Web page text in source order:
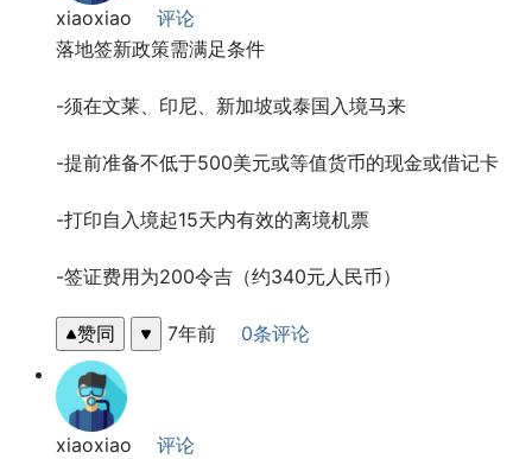
xiaoxiao
评论
落地签新政策需满足条件
-须在文莱、印尼、新加坡或泰国入境马来
-提前准备不低于500美元或等值货币的现金或借记卡
-打印自入境起15天内有效的离境机票
-签证费用为200令吉（约340元人民币）
赞同 7年前 0条评论
xiaoxiao
评论